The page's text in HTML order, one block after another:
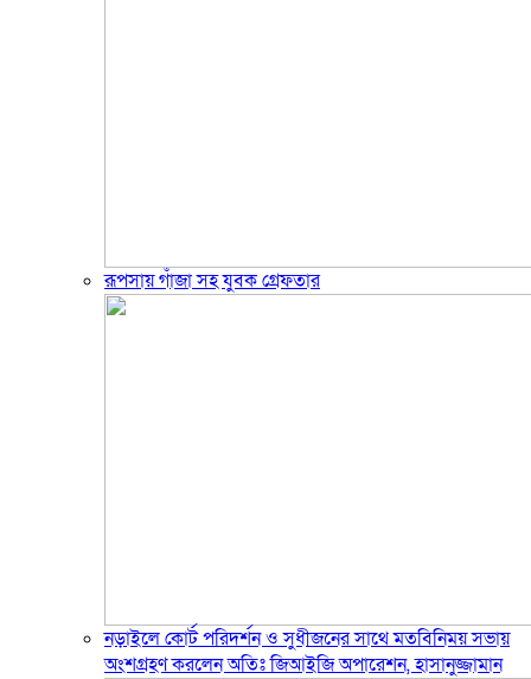
রূপসায় গাঁজা সহ যুবক গ্রেফতার
নড়াইলে কোর্ট পরিদর্শন ও সুধীজনের সাথে মতবিনিময় সভায়
অংশগ্রহণ করলেন অতিঃ জিআইজি অপারেশন, হাসানুজ্জামান